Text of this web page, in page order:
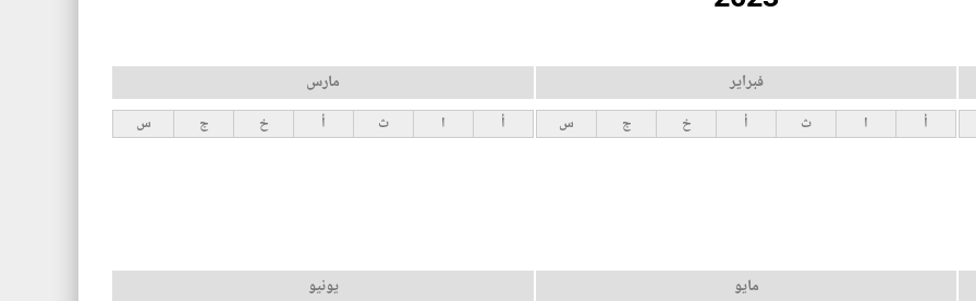
فبراير
أ ا ث أ خ ج س
مارس
أ ا ث أ خ ج س
مايو يونيو